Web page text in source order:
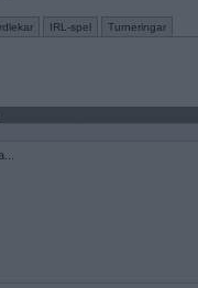
IRL-spel Turneringar